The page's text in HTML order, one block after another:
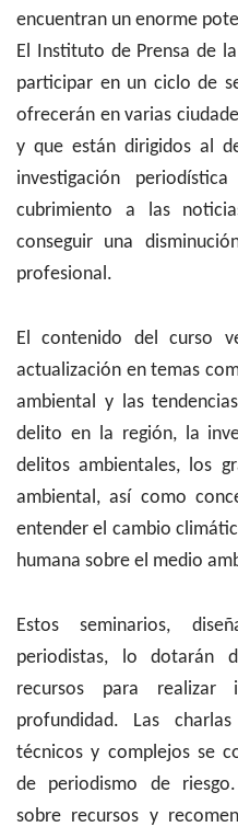
encuentran un enorme
El Instituto de Prensa de
participar en un ciclo de
ofrecerán en varias
y que están dirigidos al
investigación
cubrimiento a las
conseguir una
profesional.
El contenido del curso
actualización en temas
ambiental y las
delito en la región, la
delitos ambientales, los
ambiental, así como
entender el cambio
humana sobre el medio
Estos seminarios,
periodistas, lo dotarán
recursos para realizar
profundidad. Las
técnicos y complejos se
de periodismo de
sobre recursos y